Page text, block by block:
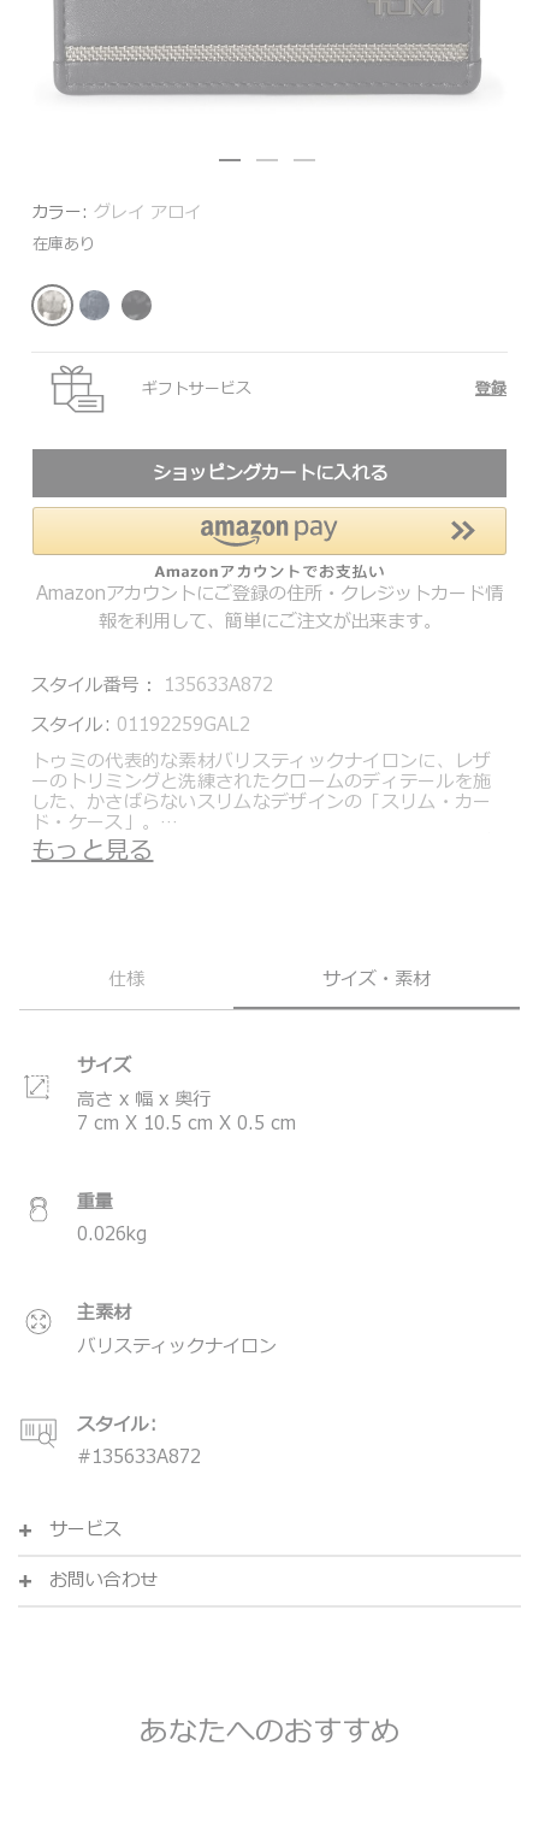
カラー: グレイ アロイ
在庫あり
ギフトサービス 登録
ショッピングカートに入れる
Amazonアカウントにご登録の住所・クレジットカード情
報を利用して、簡単にご注文が出来ます。
スタイル番号： 135633A872
スタイル: 01192259GAL2
トゥミの代表的な素材バリスティックナイロンに、レザ
ーのトリミングと洗練されたクロームのディテールを施
した、かさばらないスリムなデザインの「スリム・カー
ド・ケース」。
名刺入れや、カードケース、または定期入れとしてもご
使用可能です。
もっと見る
仕様 サイズ・素材
サイズ
高さ x 幅 x 奥行
7 cm X 10.5 cm X 0.5 cm
重量
0.026kg
主素材
バリスティックナイロン
スタイル:
#135633A872
サービス
お問い合わせ
あなたへのおすすめ